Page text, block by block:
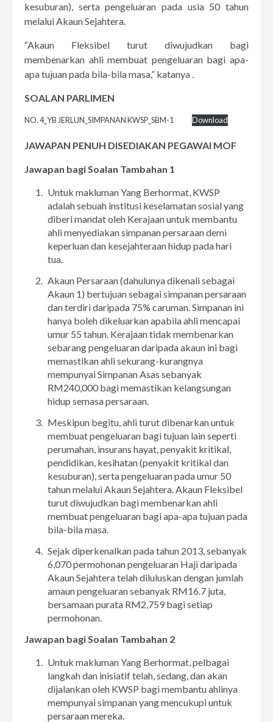
kesuburan), serta pengeluaran pada usia 50 tahun
melalui Akaun Sejahtera.
“Akaun Fleksibel turut diwujudkan bagi
membenarkan ahli membuat pengeluaran bagi apa-
apa tujuan pada bila-bila masa,” katanya .
SOALAN PARLIMEN
NO. 4_YB JERLUN_SIMPANAN KWSP_SBM-1 Download
JAWAPAN PENUH DISEDIAKAN PEGAWAI MOF
Jawapan bagi Soalan Tambahan 1
Untuk makluman Yang Berhormat, KWSP
adalah sebuah institusi keselamatan sosial yang
diberi mandat oleh Kerajaan untuk membantu
ahli menyediakan simpanan persaraan demi
keperluan dan kesejahteraan hidup pada hari
tua.
Akaun Persaraan (dahulunya dikenali sebagai
Akaun 1) bertujuan sebagai simpanan persaraan
dan terdiri daripada 75% caruman. Simpanan ini
hanya boleh dikeluarkan apabila ahli mencapai
umur 55 tahun. Kerajaan tidak membenarkan
sebarang pengeluaran daripada akaun ini bagi
memastikan ahli sekurang-kurangnya
mempunyai Simpanan Asas sebanyak
RM240,000 bagi memastikan kelangsungan
hidup semasa persaraan.
Meskipun begitu, ahli turut dibenarkan untuk
membuat pengeluaran bagi tujuan lain seperti
perumahan, insurans hayat, penyakit kritikal,
pendidikan, kesihatan (penyakit kritikal dan
kesuburan), serta pengeluaran pada umur 50
tahun melalui Akaun Sejahtera. Akaun Fleksibel
turut diwujudkan bagi membenarkan ahli
membuat pengeluaran bagi apa-apa tujuan pada
bila-bila masa.
Sejak diperkenalkan pada tahun 2013, sebanyak
6,070 permohonan pengeluaran Haji daripada
Akaun Sejahtera telah diluluskan dengan jumlah
amaun pengeluaran sebanyak RM16.7 juta,
bersamaan purata RM2,759 bagi setiap
permohonan.
Jawapan bagi Soalan Tambahan 2
Untuk makluman Yang Berhormat, pelbagai
langkah dan inisiatif telah, sedang, dan akan
dijalankan oleh KWSP bagi membantu ahlinya
mempunyai simpanan yang mencukupi untuk
persaraan mereka.